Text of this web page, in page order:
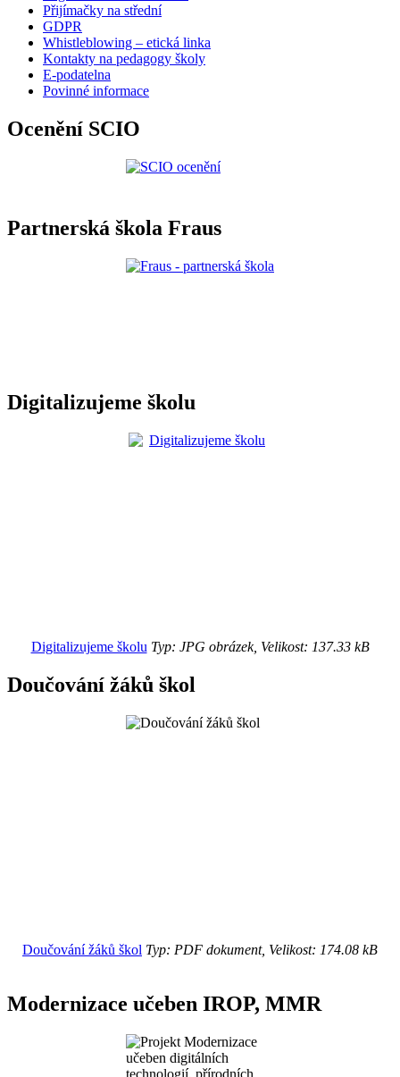
Přijímačky na střední
GDPR
Whistleblowing – etická linka
Kontakty na pedagogy školy
E-podatelna
Povinné informace
Ocenění SCIO
Partnerská škola Fraus
Digitalizujeme školu
Digitalizujeme školu Typ: JPG obrázek, Velikost: 137.33 kB
Doučování žáků škol
Doučování žáků škol Typ: PDF dokument, Velikost: 174.08 kB
Modernizace učeben IROP, MMR